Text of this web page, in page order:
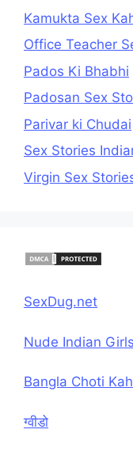
Kamukta Sex
Office Teacher
Pados Ki Bhabhi
Padosan Sex
Parivar ki Chudai
Sex Stories
Virgin Sex
SexDug.net
Nude Indian Girls
Bangla Choti
ग्वीडो